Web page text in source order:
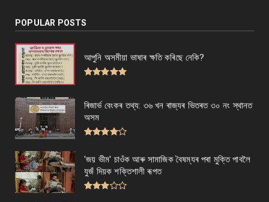
POPULAR POSTS
আপুনি অসমীয়া ভাষাৰ ক্ষতি কৰিছে নেকি?
ৰিজাৰ্ভ বেংকৰ তথ্য: ৩৬ খন ৰাজ্যৰ ভিতৰত ৩০ নং স্থানত
অসম
'জয় ভীম' চাওঁক আৰু সামাজিক বৈষম্যৰ পৰা মুক্তি পাবলৈ
যুজঁ দিয়ক শক্তিশালী ৰূপত